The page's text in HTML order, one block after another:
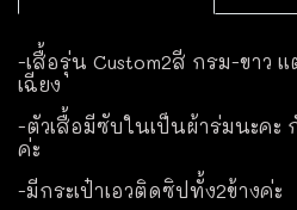
-เสื้อรุ่น Custom2สี กรม-ขาว
เฉียง
-ตัวเสื้อมีซับในเป็นผ้าร่มนะค
ค่ะ
-มีกระเป๋าเอวติดซิปทั้ง2ข้างค่ะ